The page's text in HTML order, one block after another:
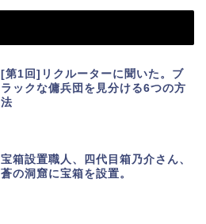
[第1回]リクルーターに聞いた。ブ
ラックな傭兵団を見分ける6つの方
法
宝箱設置職人、四代目箱乃介さん、
蒼の洞窟に宝箱を設置。